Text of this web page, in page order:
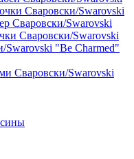
Сваровски/Swarovski
Сваровски/Swarovski
Сваровски/Swarovski
"Be Charmed"
Сваровски/Swarovski